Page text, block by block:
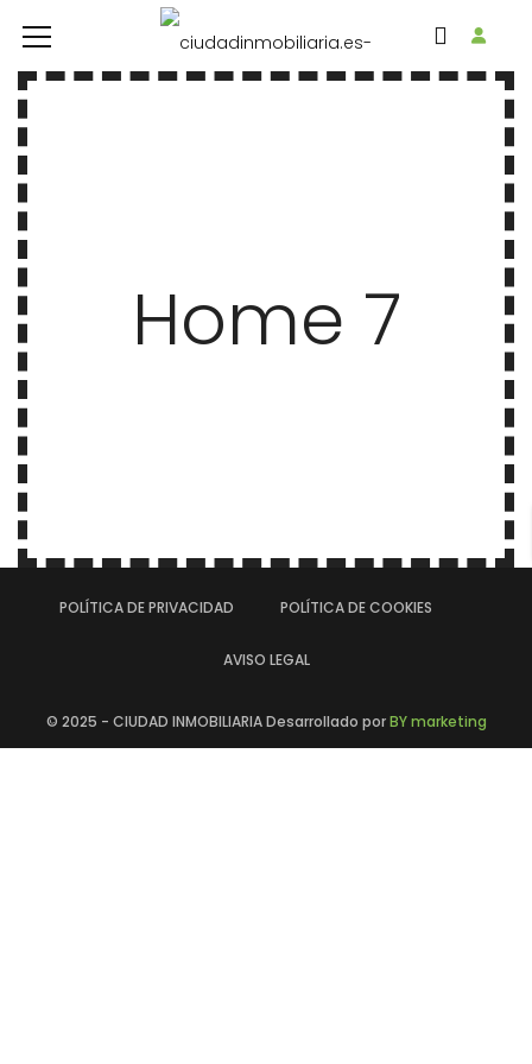
Home 7
POLÍTICA DE PRIVACIDAD POLÍTICA DE COOKIES
AVISO LEGAL
© 2025 - CIUDAD INMOBILIARIA Desarrollado porBY marketing